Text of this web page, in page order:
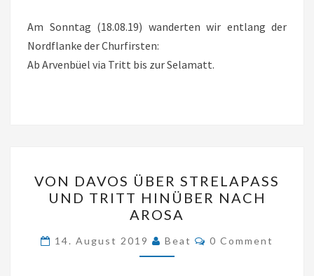
(SG)
Am Sonntag (18.08.19) wanderten wir entlang der
Nordflanke der Churfirsten:
Ab Arvenbüel via Tritt bis zur Selamatt.
DAVOS
ÜBER
STRELAPASS
UND
TRITT
VON DAVOS ÜBER STRELAPASS
UND TRITT HINÜBER NACH
AROSA
14. August 2019 Beat Comments
0 Comment